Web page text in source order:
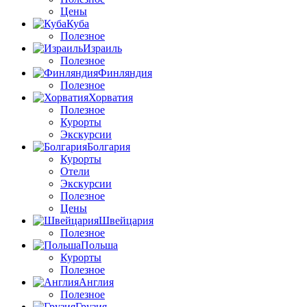
Цены
Куба
Полезное
Израиль
Полезное
Финляндия
Полезное
Хорватия
Полезное
Курорты
Экскурсии
Болгария
Курорты
Отели
Экскурсии
Полезное
Цены
Швейцария
Полезное
Польша
Курорты
Полезное
Англия
Полезное